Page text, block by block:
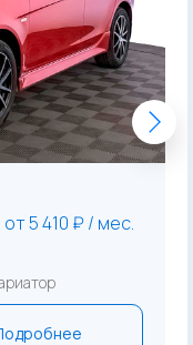
от 5 410 ₽ / мес.